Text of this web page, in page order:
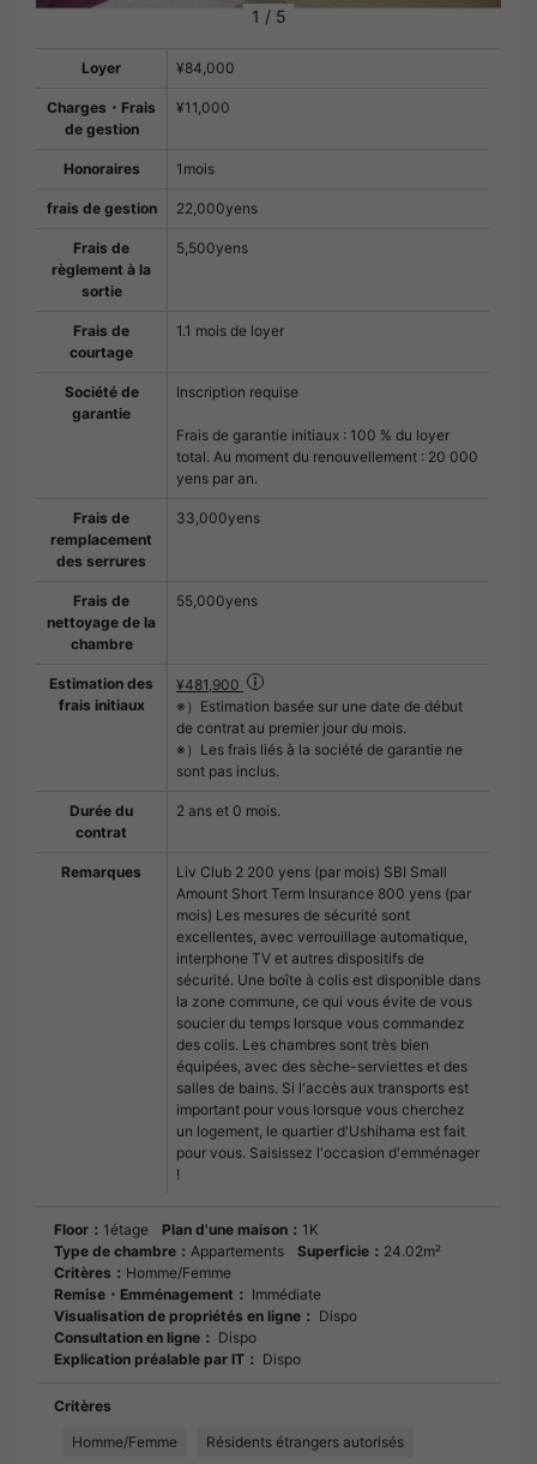
1 / 5
Loyer ¥84,000
Charges・Frais
de gestion
¥11,000
Honoraires 1mois
frais de gestion 22,000yens
Frais de
règlement à la
sortie
5,500yens
Frais de
courtage
1.1 mois de loyer
Société de
garantie
Inscription requise
Frais de garantie initiaux : 100 % du loyer
total. Au moment du renouvellement : 20 000
yens par an.
Frais de
remplacement
des serrures
33,000yens
Frais de
nettoyage de la
chambre
55,000yens
Estimation des
frais initiaux
¥481,900
※）Estimation basée sur une date de début
de contrat au premier jour du mois.
※）Les frais liés à la société de garantie ne
sont pas inclus.
Durée du
contrat
2 ans et 0 mois.
Remarques
Liv Club 2 200 yens (par mois) SBI Small
Amount Short Term Insurance 800 yens (par
mois) Les mesures de sécurité sont
excellentes, avec verrouillage automatique,
interphone TV et autres dispositifs de
sécurité. Une boîte à colis est disponible dans
la zone commune, ce qui vous évite de vous
soucier du temps lorsque vous commandez
des colis. Les chambres sont très bien
équipées, avec des sèche-serviettes et des
salles de bains. Si l'accès aux transports est
important pour vous lorsque vous cherchez
un logement, le quartier d'Ushihama est fait
pour vous. Saisissez l'occasion d'emménager
!
Floor： 1étage Plan d'une maison： 1K
Type de chambre： Appartements Superficie： 24.02m²
Critères： Homme/Femme
Remise・Emménagement： Immédiate
Visualisation de propriétés en ligne： Dispo
Consultation en ligne： Dispo
Explication préalable par IT： Dispo
Critères
Homme/Femme
Résidents étrangers autorisés